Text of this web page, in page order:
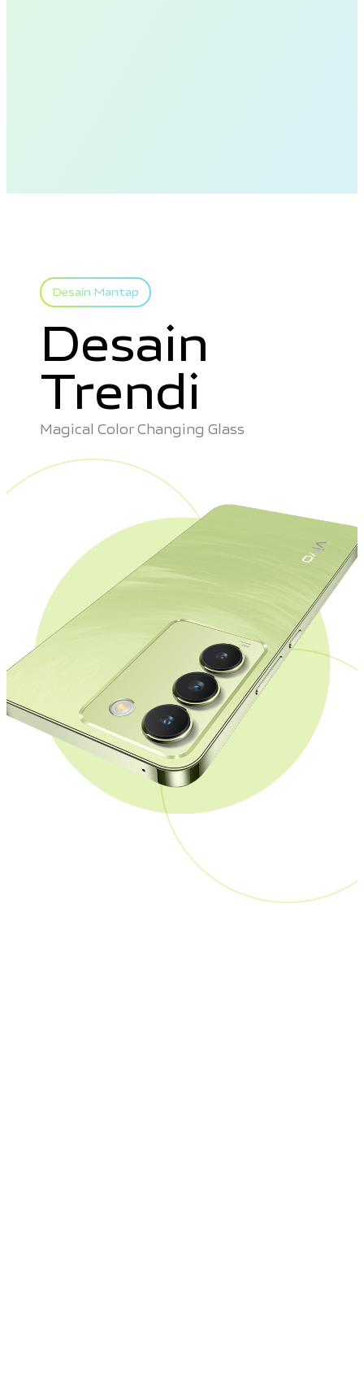
Desain Mantap
Desain
Trendi
Magical Color Changing Glass